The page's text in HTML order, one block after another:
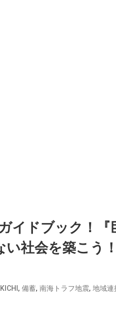
イドブック！『
社会を築こう
, 備蓄, 南海トラフ地震, 地域連